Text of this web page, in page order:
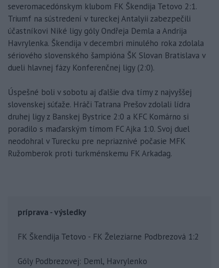
severomacedónskym klubom FK Škendija Tetovo 2:1.
Triumf na sústredení v tureckej Antalyii zabezpečili
účastníkovi Niké ligy góly Ondřeja Demla a Andrija
Havrylenka. Škendija v decembri minulého roka zdolala
sériového slovenského šampióna ŠK Slovan Bratislava v
dueli hlavnej fázy Konferenčnej ligy (2:0).
Úspešné boli v sobotu aj ďalšie dva tímy z najvyššej
slovenskej súťaže. Hráči Tatrana Prešov zdolali lídra
druhej ligy z Banskej Bystrice 2:0 a KFC Komárno si
poradilo s maďarským tímom FC Ajka 1:0. Svoj duel
neodohral v Turecku pre nepriaznivé počasie MFK
Ružomberok proti turkménskemu FK Arkadag.
príprava - výsledky
FK Škendija Tetovo - FK Železiarne Podbrezová 1:2
Góly Podbrezovej: Deml, Havrylenko